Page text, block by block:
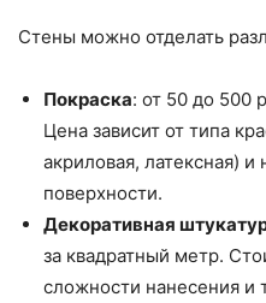
Стены можно отделать
Покраска: от 50 до 500
Цена зависит от типа
акриловая, латексная)
поверхности.
Декоративная
за квадратный метр.
сложности нанесения и